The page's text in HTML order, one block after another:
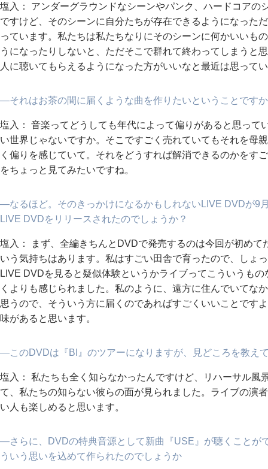
塩入： アンダーグラウンドなシーンやパンク、ハードコアの
ですけど、そのシーンに自分たちが存在できるようになった
っています。私たちは私たちなりにそのシーンに何かいいも
うになったりしないと、ただそこで群れて終わってしまうと
人に聴いてもらえるようになった方がいいなと最近は思って
―それはお茶の間に届くような曲を作りたいということです
塩入： 音楽ってどうしても年代によって偏りがあると思って
い世界じゃないですか。そこですごく売れていてもそれを母
く偏りを感じていて。それをどうすれば解消できるのかをす
をちょっと見てみたいですね。
―なるほど。そのきっかけになるかもしれないLIVE DVDが9
LIVE DVDをリリースされたのでしょうか？
塩入： まず、全編きちんとDVDで発売するのは今回が初め
いう気持ちはあります。私はすごい田舎で育ったので、しょ
LIVE DVDを見ると疑似体験というかライブってこういうも
くよりも感じられました。私のように、遠方に住んでいてな
思うので、そういう方に届くのであればすごくいいことです
味があると思います。
―このDVDは『BI』のツアーになりますが、見どころを教え
塩入： 私たちも全く知らなかったんですけど、リハーサル風
て、私たちの知らない彼らの面が見られました。ライブの演
い人も楽しめると思います。
―さらに、DVDの特典音源として新曲『USE』が聴くことが
ういう思いを込めて作られたのでしょうか